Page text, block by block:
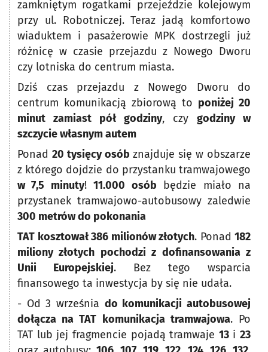
zamkniętym rogatkami przejeździe kolejowym
przy ul. Robotniczej. Teraz jadą komfortowo
wiaduktem i pasażerowie MPK dostrzegli już
różnicę w czasie przejazdu z Nowego Dworu
czy lotniska do centrum miasta.
Dziś czas przejazdu z Nowego Dworu do
centrum komunikacją zbiorową to poniżej 20
minut zamiast pół godziny, czy godziny w
szczycie własnym autem
Ponad 20 tysięcy osób znajduje się w obszarze
z którego dojdzie do przystanku tramwajowego
w 7,5 minuty!11.000 osób będzie miało na
przystanek tramwajowo-autobusowy zaledwie
300 metrów do pokonania
TAT kosztował 386 milionów złotych. Ponad 182
miliony złotych pochodzi z dofinansowania z
Unii Europejskiej. Bez tego wsparcia
finansowego ta inwestycja by się nie udała.
- Od 3 września do komunikacji autobusowej
dołącza na TAT komunikacja tramwajowa. Po
TAT lub jej fragmencie pojadą tramwaje 13i 23